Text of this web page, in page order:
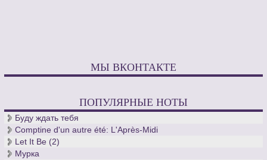
МЫ ВКОНТАКТЕ
ПОПУЛЯРНЫЕ НОТЫ
Буду ждать тебя
Comptine d'un autre été: L'Après-Midi
Let It Be (2)
Мурка